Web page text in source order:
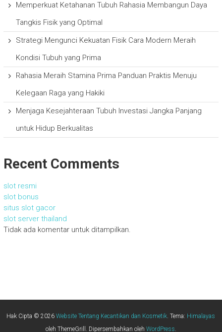
Memperkuat Ketahanan Tubuh Rahasia Membangun Daya
Tangkis Fisik yang Optimal
Strategi Mengunci Kekuatan Fisik Cara Modern Meraih
Kondisi Tubuh yang Prima
Rahasia Meraih Stamina Prima Panduan Praktis Menuju
Kelegaan Raga yang Hakiki
Menjaga Kesejahteraan Tubuh Investasi Jangka Panjang
untuk Hidup Berkualitas
Recent Comments
slot resmi
slot bonus
situs slot gacor
slot server thailand
Tidak ada komentar untuk ditampilkan.
Hak Cipta © 2026Website Tentang Kecantikan dan Kosmetik. Tema: Himalayas
oleh ThemeGrill. Dipersembahkan oleh WordPress.